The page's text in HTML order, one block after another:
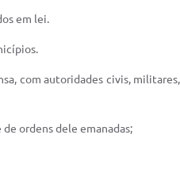
em lei.
com autoridades civis,
ordens dele emanadas;